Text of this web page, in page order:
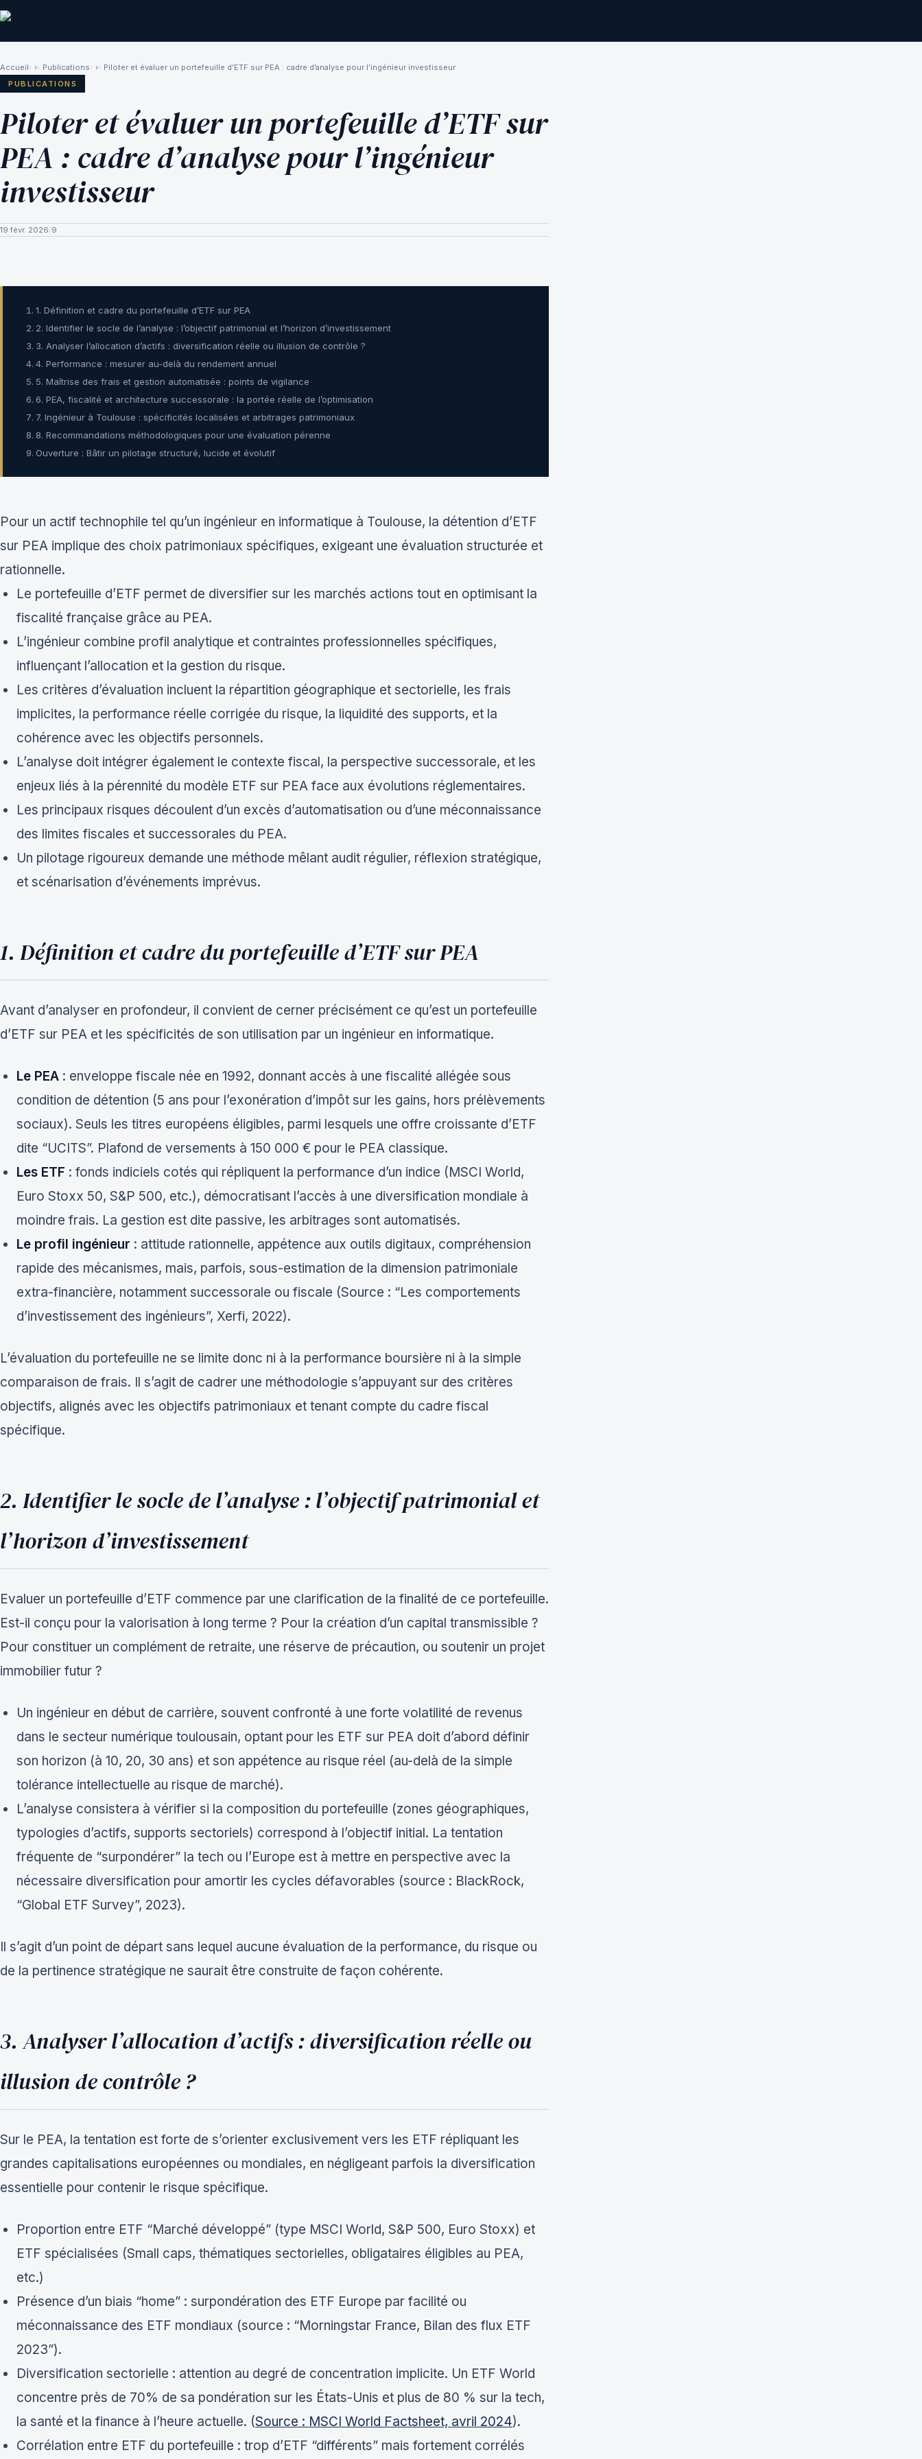
Accueil › Publications ›
Piloter et évaluer un portefeuille d’ETF sur PEA : cadre d’analyse pour l’ingénieur investisseur
PUBLICATIONS
Piloter et évaluer un portefeuille d’ETF sur
PEA : cadre d’analyse pour l’ingénieur
investisseur
19 févr. 2026/9
1. Définition et cadre du portefeuille d’ETF sur PEA
2. Identifier le socle de l’analyse : l’objectif patrimonial et l’horizon d’investissement
3. Analyser l’allocation d’actifs : diversification réelle ou illusion de contrôle ?
4. Performance : mesurer au-delà du rendement annuel
5. Maîtrise des frais et gestion automatisée : points de vigilance
6. PEA, fiscalité et architecture successorale : la portée réelle de l’optimisation
7. Ingénieur à Toulouse : spécificités localisées et arbitrages patrimoniaux
8. Recommandations méthodologiques pour une évaluation pérenne
Ouverture : Bâtir un pilotage structuré, lucide et évolutif
Pour un actif technophile tel qu’un ingénieur en informatique à Toulouse, la détention d’ETF
sur PEA implique des choix patrimoniaux spécifiques, exigeant une évaluation structurée et
rationnelle.
Le portefeuille d’ETF permet de diversifier sur les marchés actions tout en optimisant la
fiscalité française grâce au PEA.
L’ingénieur combine profil analytique et contraintes professionnelles spécifiques,
influençant l’allocation et la gestion du risque.
Les critères d’évaluation incluent la répartition géographique et sectorielle, les frais
implicites, la performance réelle corrigée du risque, la liquidité des supports, et la
cohérence avec les objectifs personnels.
L’analyse doit intégrer également le contexte fiscal, la perspective successorale, et les
enjeux liés à la pérennité du modèle ETF sur PEA face aux évolutions réglementaires.
Les principaux risques découlent d’un excès d’automatisation ou d’une méconnaissance
des limites fiscales et successorales du PEA.
Un pilotage rigoureux demande une méthode mêlant audit régulier, réflexion stratégique,
et scénarisation d’événements imprévus.
1. Définition et cadre du portefeuille d’ETF sur PEA
Avant d’analyser en profondeur, il convient de cerner précisément ce qu’est un portefeuille
d’ETF sur PEA et les spécificités de son utilisation par un ingénieur en informatique.
Le PEA : enveloppe fiscale née en 1992, donnant accès à une fiscalité allégée sous
condition de détention (5 ans pour l’exonération d’impôt sur les gains, hors prélèvements
sociaux). Seuls les titres européens éligibles, parmi lesquels une offre croissante d’ETF
dite “UCITS”. Plafond de versements à 150 000 € pour le PEA classique.
Les ETF : fonds indiciels cotés qui répliquent la performance d’un indice (MSCI World,
Euro Stoxx 50, S&P 500, etc.), démocratisant l’accès à une diversification mondiale à
moindre frais. La gestion est dite passive, les arbitrages sont automatisés.
Le profil ingénieur : attitude rationnelle, appétence aux outils digitaux, compréhension
rapide des mécanismes, mais, parfois, sous-estimation de la dimension patrimoniale
extra-financière, notamment successorale ou fiscale (Source : “Les comportements
d’investissement des ingénieurs”, Xerfi, 2022).
L’évaluation du portefeuille ne se limite donc ni à la performance boursière ni à la simple
comparaison de frais. Il s’agit de cadrer une méthodologie s’appuyant sur des critères
objectifs, alignés avec les objectifs patrimoniaux et tenant compte du cadre fiscal
spécifique.
2. Identifier le socle de l’analyse : l’objectif patrimonial et
l’horizon d’investissement
Evaluer un portefeuille d’ETF commence par une clarification de la finalité de ce portefeuille.
Est-il conçu pour la valorisation à long terme ? Pour la création d’un capital transmissible ?
Pour constituer un complément de retraite, une réserve de précaution, ou soutenir un projet
immobilier futur ?
Un ingénieur en début de carrière, souvent confronté à une forte volatilité de revenus
dans le secteur numérique toulousain, optant pour les ETF sur PEA doit d’abord définir
son horizon (à 10, 20, 30 ans) et son appétence au risque réel (au-delà de la simple
tolérance intellectuelle au risque de marché).
L’analyse consistera à vérifier si la composition du portefeuille (zones géographiques,
typologies d’actifs, supports sectoriels) correspond à l’objectif initial. La tentation
fréquente de “surpondérer” la tech ou l’Europe est à mettre en perspective avec la
nécessaire diversification pour amortir les cycles défavorables (source : BlackRock,
“Global ETF Survey”, 2023).
Il s’agit d’un point de départ sans lequel aucune évaluation de la performance, du risque ou
de la pertinence stratégique ne saurait être construite de façon cohérente.
3. Analyser l’allocation d’actifs : diversification réelle ou
illusion de contrôle ?
Sur le PEA, la tentation est forte de s’orienter exclusivement vers les ETF répliquant les
grandes capitalisations européennes ou mondiales, en négligeant parfois la diversification
essentielle pour contenir le risque spécifique.
Proportion entre ETF “Marché développé” (type MSCI World, S&P 500, Euro Stoxx) et
ETF spécialisées (Small caps, thématiques sectorielles, obligataires éligibles au PEA,
etc.)
Présence d’un biais “home” : surpondération des ETF Europe par facilité ou
méconnaissance des ETF mondiaux (source : “Morningstar France, Bilan des flux ETF
2023”).
Diversification sectorielle : attention au degré de concentration implicite. Un ETF World
concentre près de 70% de sa pondération sur les États-Unis et plus de 80 % sur la tech,
la santé et la finance à l’heure actuelle. (Source : MSCI World Factsheet, avril 2024).
Corrélation entre ETF du portefeuille : trop d’ETF “différents” mais fortement corrélés